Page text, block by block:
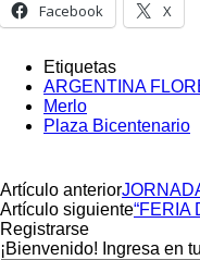
Facebook X
Etiquetas
ARGENTINA
Merlo
Plaza Bicentenario
Artículo anterior
Artículo siguiente“FERIA
Registrarse
¡Bienvenido! Ingresa en